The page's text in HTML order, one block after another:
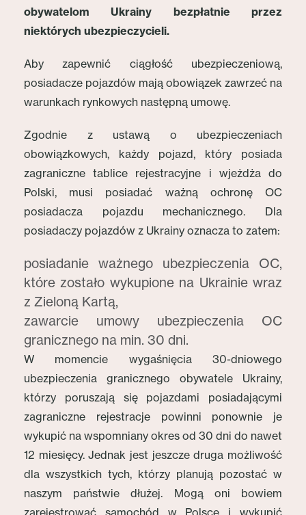
obywatelom Ukrainy bezpłatnie przez
niektórych ubezpieczycieli.
Aby zapewnić ciągłość ubezpieczeniową,
posiadacze pojazdów mają obowiązek zawrzeć na
warunkach rynkowych następną umowę.
Zgodnie z ustawą o ubezpieczeniach
obowiązkowych, każdy pojazd, który posiada
zagraniczne tablice rejestracyjne i wjeżdża do
Polski, musi posiadać ważną ochronę OC
posiadacza pojazdu mechanicznego. Dla
posiadaczy pojazdów z Ukrainy oznacza to zatem:
posiadanie ważnego ubezpieczenia OC,
które zostało wykupione na Ukrainie wraz
z Zieloną Kartą,
zawarcie umowy ubezpieczenia OC
granicznego na min. 30 dni.
W momencie wygaśnięcia 30-dniowego
ubezpieczenia granicznego obywatele Ukrainy,
którzy poruszają się pojazdami posiadającymi
zagraniczne rejestracje powinni ponownie je
wykupić na wspomniany okres od 30 dni do nawet
12 miesięcy. Jednak jest jeszcze druga możliwość
dla wszystkich tych, którzy planują pozostać w
naszym państwie dłużej. Mogą oni bowiem
zarejestrować samochód w Polsce i wykupić